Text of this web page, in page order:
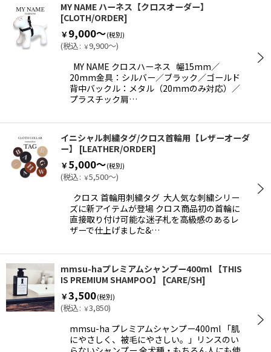
MY NAME ハーネス【クロスオーダー】
[CLOTH/ORDER]
￥9,000～(税別)
(税込: ￥9,900～)
MY NAME クロスハーネス 幅15mm／
20mm金具：シルバー／ブラック／ゴールド
背中バックル：メタル（20mmのみ対応）／
プラスチック肩…
イニシャル刺繍タグ/クロス首輪用【レザーオーダ
ー】
[LEATHER/ORDER]
￥5,000～(税別)
(税込: ￥5,500～)
クロス 首輪用刺繍タグ 大人気な刺繍シリー
ズに新アイテムが登場 クロス商品初の首輪に
直接取り付け可能な迷子札を高級感のあるレ
ザーで仕上げました&…
mmsu-haプレミアムシャンプー400ml 【THIS
IS PREMIUM SHAMPOO】
[CARE/SH]
￥3,500(税別)
(税込: ￥3,850)
mmsu-ha プレミアムシャンプー400ml 「肌
にやさしく、被毛にやさしい。」リンスのい